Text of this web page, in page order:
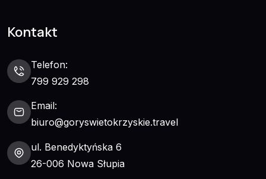
Kontakt
Telefon:
799 929 298
Email:
biuro@goryswietokrzyskie.travel
ul. Benedyktyńska 6
26-006 Nowa Słupia